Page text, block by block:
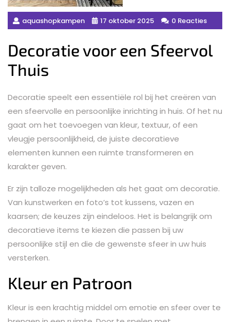
aquashopkampen 17 oktober 2025 0 Reacties
Decoratie voor een Sfeervol
Thuis
Decoratie speelt een essentiële rol bij het creëren van
een sfeervolle en persoonlijke inrichting in huis. Of het nu
gaat om het toevoegen van kleur, textuur, of een
vleugje persoonlijkheid, de juiste decoratieve
elementen kunnen een ruimte transformeren en
karakter geven.
Er zijn talloze mogelijkheden als het gaat om decoratie.
Van kunstwerken en foto’s tot kussens, vazen en
kaarsen; de keuzes zijn eindeloos. Het is belangrijk om
decoratieve items te kiezen die passen bij uw
persoonlijke stijl en die de gewenste sfeer in uw huis
versterken.
Kleur en Patroon
Kleur is een krachtig middel om emotie en sfeer over te